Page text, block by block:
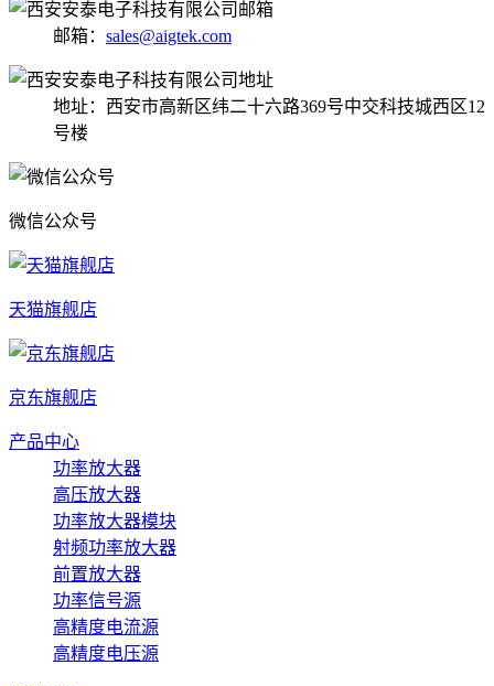
邮箱： sales@aigtek.com
地址：西安市高新区纬二十六路369号中交科技城西区12
号楼
微信公众号
天猫旗舰店
京东旗舰店
产品中心
功率放大器
高压放大器
功率放大器模块
射频功率放大器
前置放大器
功率信号源
高精度电流源
高精度电压源